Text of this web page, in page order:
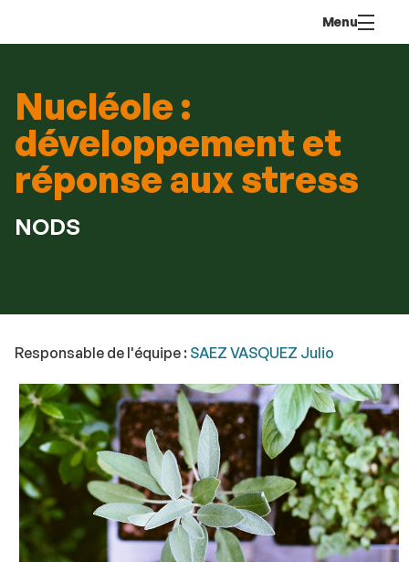
contenu
Menu
Nucléole :
développement et
réponse aux stress
NODS
Responsable de l'équipe : SAEZ VASQUEZ Julio